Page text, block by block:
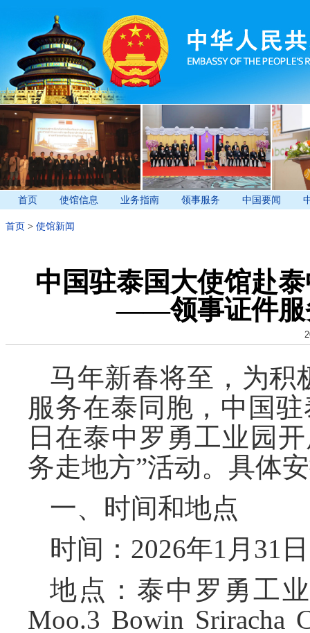
首页 使馆信息 业务指南 领事服务 中国要闻
首页 > 使馆新闻
中国驻泰国大使馆赴
——领事证件服
马年新春将至，为积
服务在泰同胞，中国
日在泰中罗勇工业园
务走地方”活动。具体
一、时间和地点
时间：2026年1月31
地点：泰中罗勇工
Moo.3 Bowin Sriracha